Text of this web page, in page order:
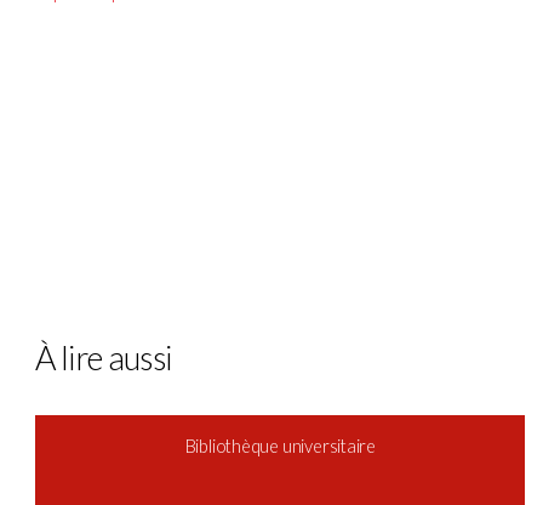
À lire aussi
Bibliothèque universitaire